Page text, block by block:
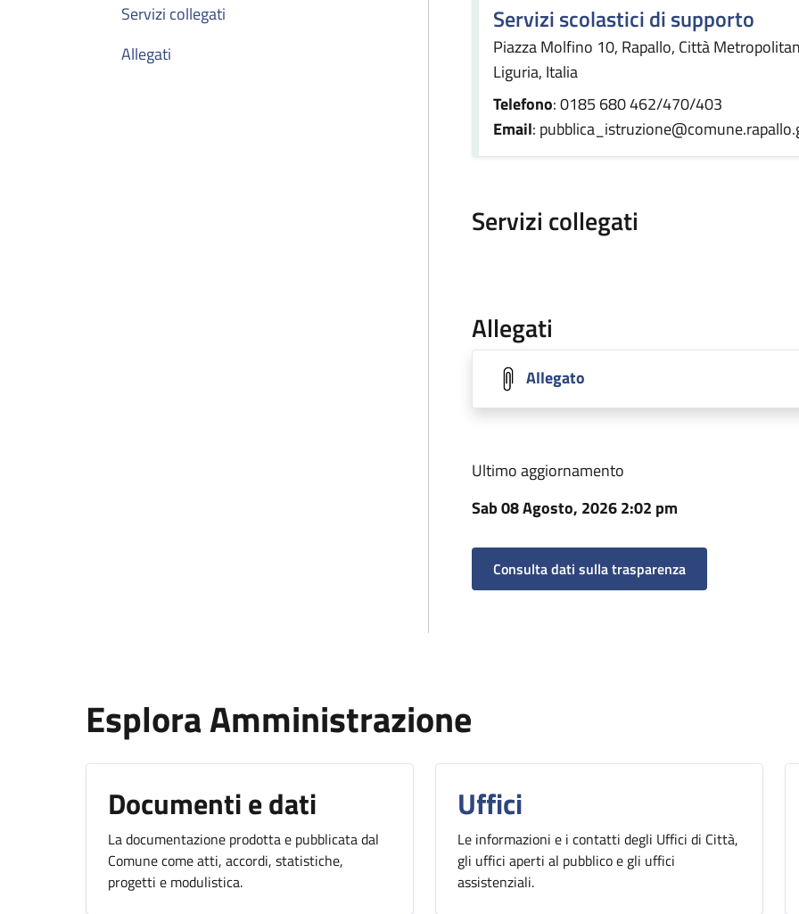
Servizi collegati
Allegati
Servizi scolastici di supporto
Piazza Molfino 10, Rapallo, Città
Liguria, Italia
Telefono: 0185 680 462/470/403
Email:
Servizi collegati
Allegati
Allegato
Ultimo aggiornamento
Sab 08 Agosto, 2026 2:02 pm
Consulta dati sulla trasparenza
Esplora Amministrazione
Documenti e dati
La documentazione prodotta e pubblicata dal
Comune come atti, accordi, statistiche,
progetti e modulistica.
Uffici
Le informazioni e i contatti degli Uffici di Città,
gli uffici aperti al pubblico e gli uffici
assistenziali.